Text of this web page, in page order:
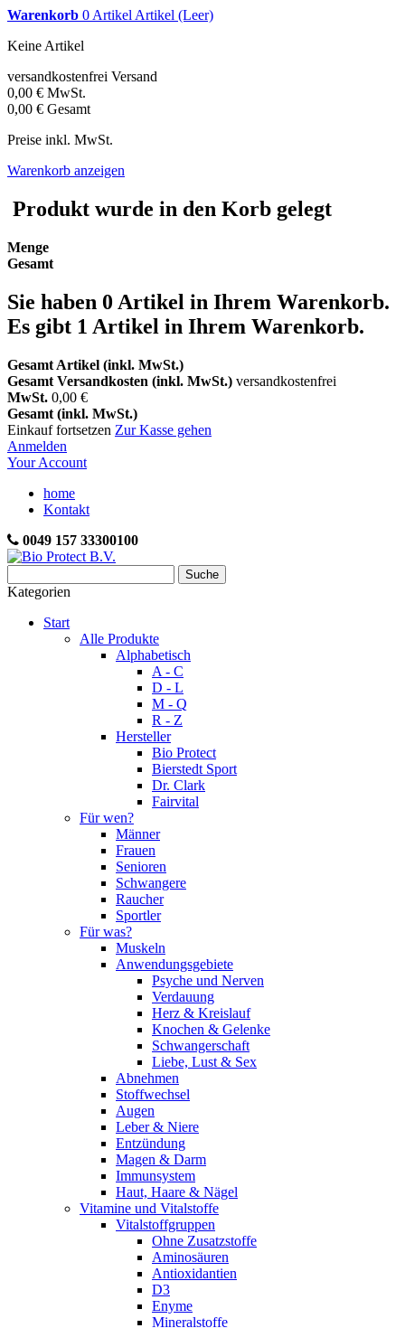
Warenkorb 0 Artikel Artikel (Leer)
Keine Artikel
versandkostenfrei Versand
0,00 € MwSt.
0,00 € Gesamt
Preise inkl. MwSt.
Warenkorb anzeigen
Produkt wurde in den Korb gelegt
Menge
Gesamt
Sie haben 0 Artikel in Ihrem Warenkorb.
Es gibt 1 Artikel in Ihrem Warenkorb.
Gesamt Artikel (inkl. MwSt.)
Gesamt Versandkosten (inkl. MwSt.) versandkostenfrei
MwSt. 0,00 €
Gesamt (inkl. MwSt.)
Einkauf fortsetzen Zur Kasse gehen
Anmelden
Your Account
home
Kontakt
0049 157 33300100
Suche
Kategorien
Start
Alle Produkte
Alphabetisch
A - C
D - L
M - Q
R - Z
Hersteller
Bio Protect
Bierstedt Sport
Dr. Clark
Fairvital
Für wen?
Männer
Frauen
Senioren
Schwangere
Raucher
Sportler
Für was?
Muskeln
Anwendungsgebiete
Psyche und Nerven
Verdauung
Herz & Kreislauf
Knochen & Gelenke
Schwangerschaft
Liebe, Lust & Sex
Abnehmen
Stoffwechsel
Augen
Leber & Niere
Entzündung
Magen & Darm
Immunsystem
Haut, Haare & Nägel
Vitamine und Vitalstoffe
Vitalstoffgruppen
Ohne Zusatzstoffe
Aminosäuren
Antioxidantien
D3
Enyme
Mineralstoffe